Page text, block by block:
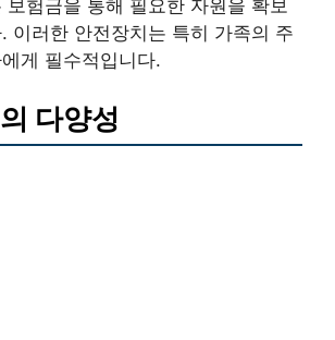
보험금을 통해 필요한 자원을 확보
이러한 안전장치는 특히 가족의 주
게 필수적입니다.
다양성